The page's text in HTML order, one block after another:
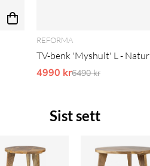
REFORMA
TV-benk 'Myshult' L - Natur
4990 krOrdinarie pris:
6490 kr
Sist sett